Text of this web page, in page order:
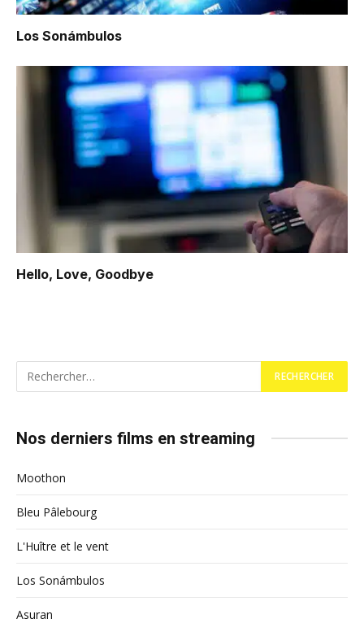
Los Sonámbulos
Hello, Love, Goodbye
Nos derniers films en streaming
Moothon
Bleu Pâlebourg
L'Huître et le vent
Los Sonámbulos
Asuran